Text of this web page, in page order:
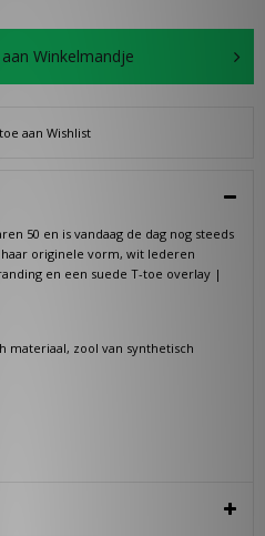
Winkelmandje
aan Wishlist
50 en is vandaag de dag nog steeds
originele vorm, wit lederen
en een suede T-toe overlay |
materiaal, zool van synthetisch